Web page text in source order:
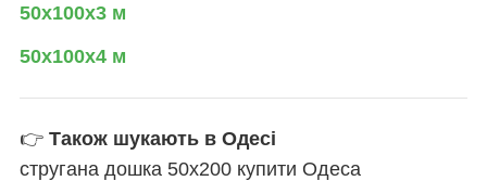
50х100х3 м
50х100х4 м
👉 Також шукають в Одесі
стругана дошка 50х200 купити Одеса